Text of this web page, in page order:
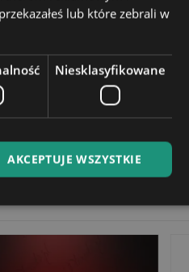
lub które zebrali w
Niesklasyfikowane
AKCEPTUJE WSZYSTKIE